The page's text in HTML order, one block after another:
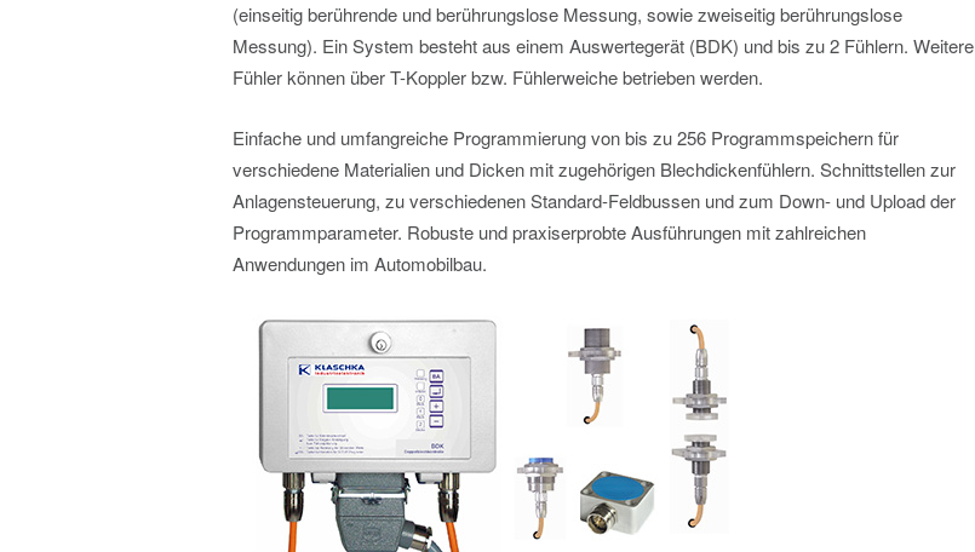
(einseitig berührende und berührungslose Messung, sowie zweiseitig berührungslose
Messung). Ein System besteht aus einem Auswertegerät (BDK) und bis zu 2 Fühlern. Weitere
Fühler können über T-Koppler bzw. Fühlerweiche betrieben werden.
Einfache und umfangreiche Programmierung von bis zu 256 Programmspeichern für
verschiedene Materialien und Dicken mit zugehörigen Blechdickenfühlern. Schnittstellen zur
Anlagensteuerung, zu verschiedenen Standard-Feldbussen und zum Down- und Upload der
Programmparameter. Robuste und praxiserprobte Ausführungen mit zahlreichen
Anwendungen im Automobilbau.